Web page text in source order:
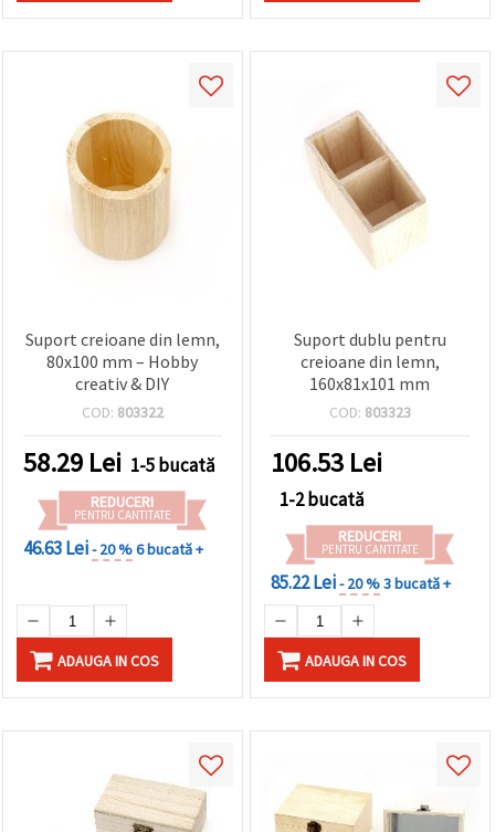
Suport creioane din lemn,
80x100 mm – Hobby
creativ & DIY
COD: 803322
58.29 Lei 1-5 bucată
REDUCERI
PENTRU CANTITATE
46.63 Lei- 20 %6 bucată +
ADAUGA IN COS
Suport dublu pentru
creioane din lemn,
160x81x101 mm
COD: 803323
106.53 Lei
1-2 bucată
REDUCERI
PENTRU CANTITATE
85.22 Lei- 20 %3 bucată +
ADAUGA IN COS